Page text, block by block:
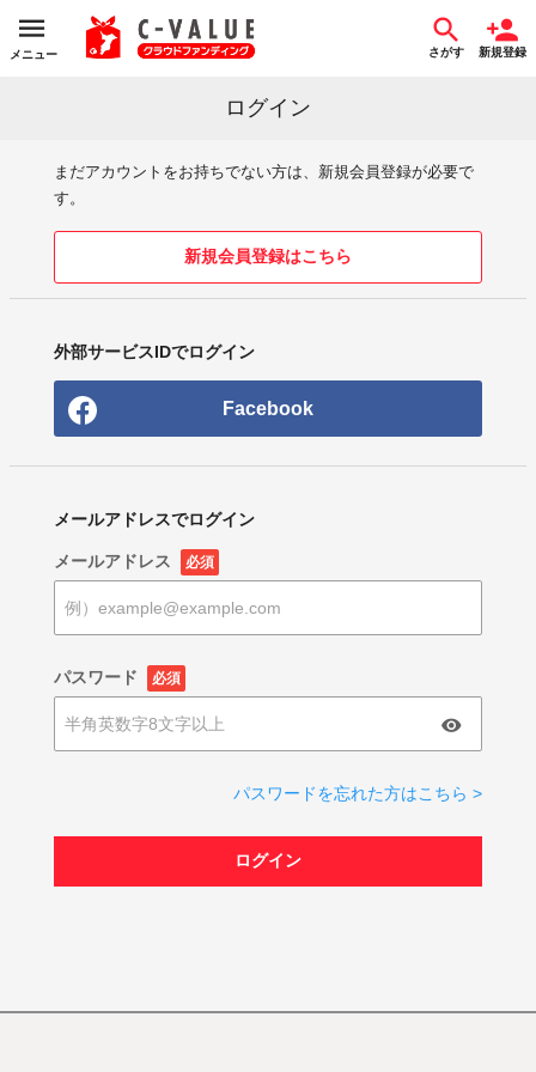
メニュー さがす 新規登録
ログイン
まだアカウントをお持ちでない方は、新規会員登録が必要で
す。
新規会員登録はこちら
外部サービスIDでログイン
Facebook
メールアドレスでログイン
メールアドレス 必須
パスワード 必須
パスワードを忘れた方はこちら >
ログイン